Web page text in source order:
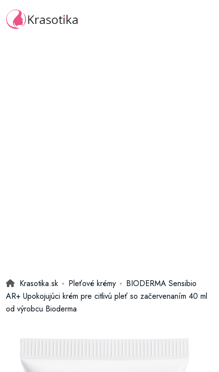
Krasotika.sk Pleťové krémy
BIODERMA Sensibio
AR+ Upokojujúci krém pre citlivú pleť so začervenaním 40 ml
od výrobcu Bioderma